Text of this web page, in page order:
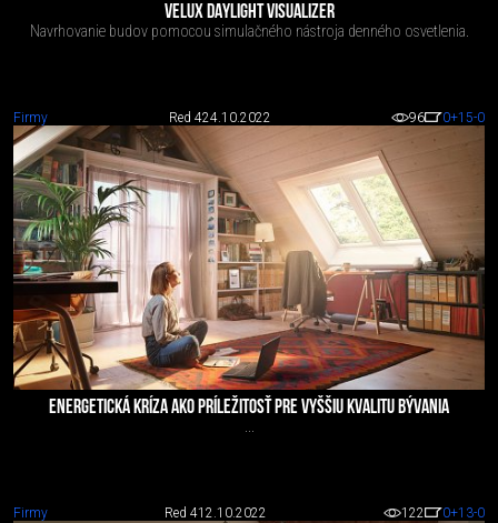
VELUX DAYLIGHT VISUALIZER
Navrhovanie budov pomocou simulačného nástroja denného osvetlenia.
Firmy Red 424.10.2022 96 0+15-0
ENERGETICKÁ KRÍZA AKO PRÍLEŽITOSŤ PRE VYŠŠIU KVALITU BÝVANIA
...
Firmy Red 412.10.2022 122 0+13-0